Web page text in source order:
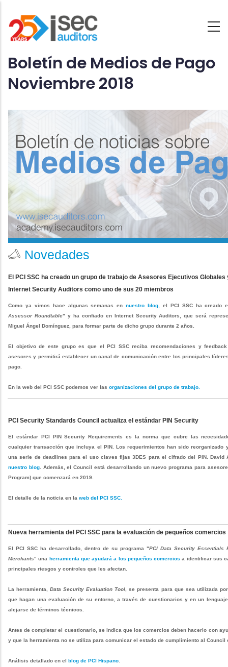
contenido
principal
Boletín de Medios de Pago
Noviembre 2018
Novedades
El PCI SSC ha creado un grupo de trabajo de Asesores Ejecutivos Globales
Internet Security Auditors como uno de sus 20 miembros
Como ya vimos hace algunas semanas ennuestro blog , el PCI SSC ha creado
Assessor Roundtable" y ha confiado en Internet Security Auditors, que será
Miguel Ángel Domínguez, para formar parte de dicho grupo durante 2 años.
El objetivo de este grupo es que el PCI SSC reciba recomendaciones y
asesores y permitirá establecer un canal de comunicación entre los principales
pago.
En la web del PCI SSC podemos ver las organizaciones del grupo de trabajo.
PCI Security Standards Council actualiza el estándar PIN Security
El estándar PCI PIN Security Requirements es la norma que cubre las
cualquier transacción que incluya el PIN. Los requerimientos han sido reorganizado
una serie de deadlines para el uso claves fijas 3DES para el cifrado del PIN. David
nuestro blog. Además, el Council está desarrollando un nuevo programa para
Program) que comenzará en 2019.
El detalle de la noticia en la web del PCI SSC.
Nueva herramienta del PCI SSC para la evaluación de pequeños comercios
El PCI SSC ha desarrollado, dentro de su programa "PCI Data Security Essentials
Merchants" una herramienta que ayudará a los pequeños comercios a identificar sus
principales riesgos y controles que les afectan.
La herramienta,Data Security Evaluation Tool , se presenta para que sea utilizada
que hagan una evaluación de su entorno, a través de cuestionarios y en un
alejarse de términos técnicos.
Antes de completar el cuestionario, se indica que los comercios deben hacerlo con
y que la herramienta no se utiliza para comunicar el estado de cumplimiento al Council
Análisis detallado en el blog de PCI Hispano